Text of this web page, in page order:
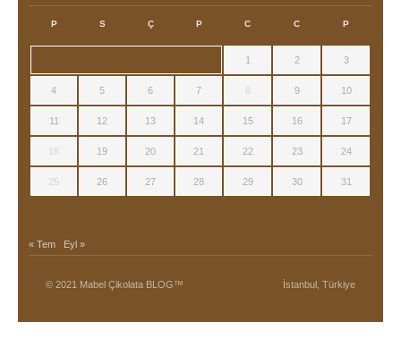
P S Ç P C C P
1 2 3
4 5 6 7 8 9 10
11 12 13 14 15 16 17
18 19 20 21 22 23 24
25 26 27 28 29 30 31
« Tem Eyl »
© 2021 Mabel Çikolata BLOG™ İstanbul, Türkiye